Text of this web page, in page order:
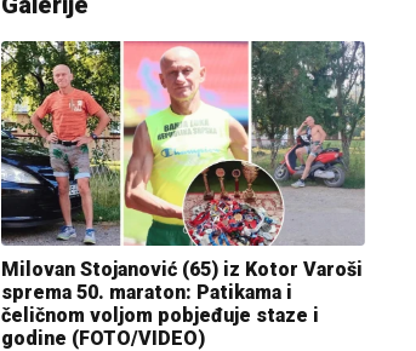
Milovan Stojanović (65) iz Kotor Varoši
sprema 50. maraton: Patikama i
čeličnom voljom pobjeđuje staze i
godine (FOTO/VIDEO)